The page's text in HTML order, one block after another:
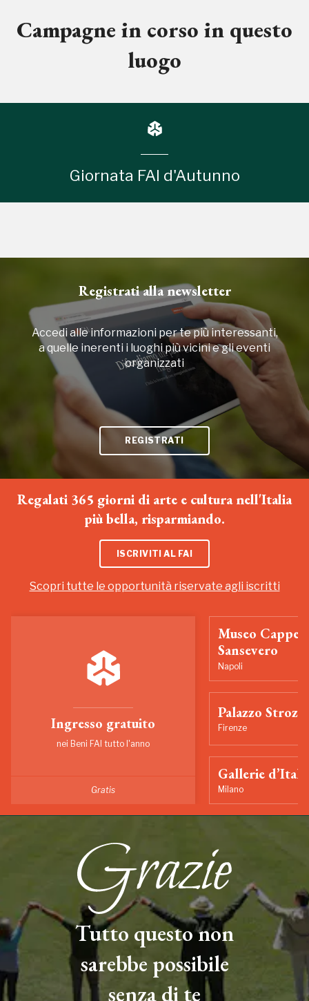
Campagne in corso in questo
luogo
Giornata FAI d'Autunno
Registrati alla newsletter
Accedi alle informazioni per te più interessanti,
a quelle inerenti i luoghi più vicini e gli eventi
organizzati
REGISTRATI
Regalati 365 giorni di arte e cultura nell'Italia
più bella, risparmiando.
ISCRIVITI AL FAI
Scopri tutte le opportunità riservate agli iscritti
Ingresso gratuito
nei Beni FAI tutto l'anno
Gratis
Museo
Sansevero
Napoli
Palazzo Strozzi
Firenze
Gallerie
Milano
Tutto questo non
sarebbe possibile
senza di te